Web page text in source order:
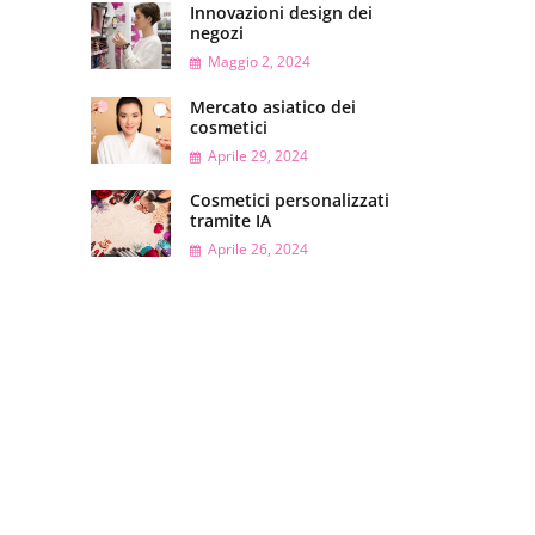
Innovazioni design dei
negozi
Maggio 2, 2024
Mercato asiatico dei
cosmetici
Aprile 29, 2024
Cosmetici personalizzati
tramite IA
Aprile 26, 2024